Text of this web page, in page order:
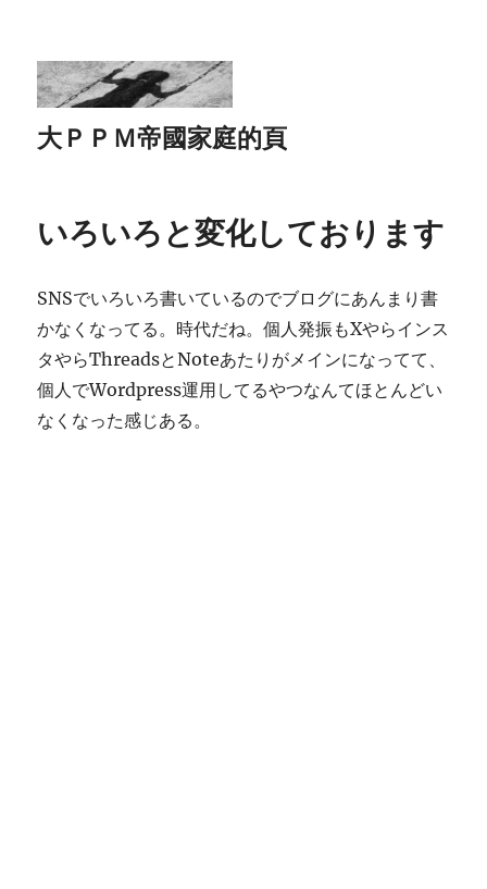
大ＰＰＭ帝國家庭的頁
いろいろと変化しております
SNSでいろいろ書いているのでブログにあんまり書
かなくなってる。時代だね。個人発振もXやらインス
タやらThreadsとNoteあたりがメインになってて、
個人でWordpress運用してるやつなんてほとんどい
なくなった感じある。